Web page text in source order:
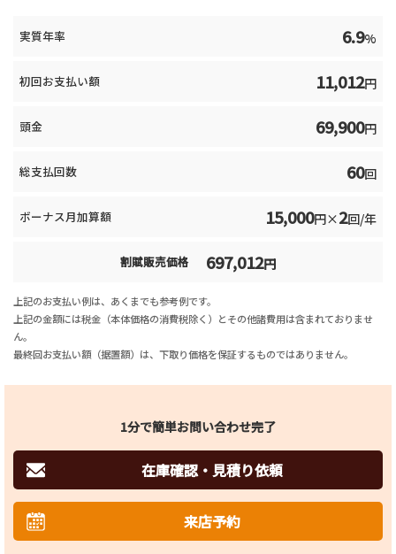
実質年率 6.9%
初回お支払い額 11,012円
頭金 69,900円
総支払回数 60回
ボーナス月加算額 15,000円×2回/年
割賦販売価格 697,012円
上記のお支払い例は、あくまでも参考例です。
上記の金額には税金（本体価格の消費税除く）とその他諸費用は含まれておりませ
ん。
最終回お支払い額（据置額）は、下取り価格を保証するものではありません。
1分で簡単お問い合わせ完了
在庫確認・見積り依頼
来店予約